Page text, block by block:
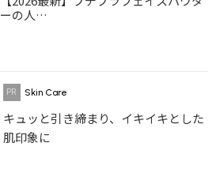
ーの人…
Skin Care
キュッと引き締まり、イキイキとした
肌印象に